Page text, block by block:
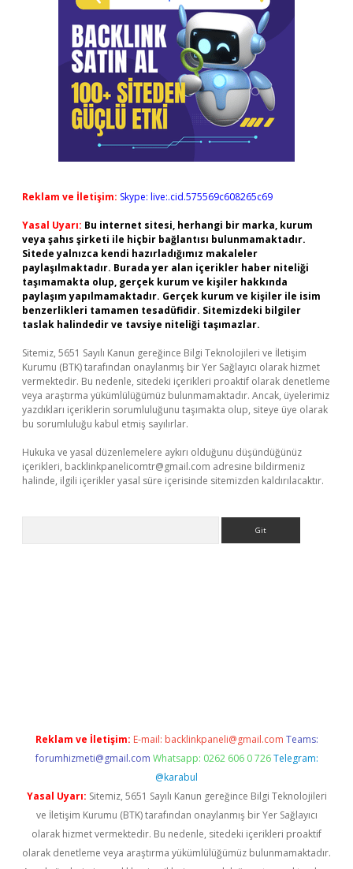
Reklam ve İletişim: Skype: live:.cid.575569c608265c69
Yasal Uyarı: Bu internet sitesi, herhangi bir marka, kurum
veya şahıs şirketi ile hiçbir bağlantısı bulunmamaktadır.
Sitede yalnızca kendi hazırladığımız makaleler
paylaşılmaktadır. Burada yer alan içerikler haber niteliği
taşımamakta olup, gerçek kurum ve kişiler hakkında
paylaşım yapılmamaktadır. Gerçek kurum ve kişiler ile isim
benzerlikleri tamamen tesadüfidir. Sitemizdeki bilgiler
taslak halindedir ve tavsiye niteliği taşımazlar.
Sitemiz, 5651 Sayılı Kanun gereğince Bilgi Teknolojileri ve İletişim
Kurumu (BTK) tarafından onaylanmış bir Yer Sağlayıcı olarak hizmet
vermektedir. Bu nedenle, sitedeki içerikleri proaktif olarak denetleme
veya araştırma yükümlülüğümüz bulunmamaktadır. Ancak, üyelerimiz
yazdıkları içeriklerin sorumluluğunu taşımakta olup, siteye üye olarak
bu sorumluluğu kabul etmiş sayılırlar.
Hukuka ve yasal düzenlemelere aykırı olduğunu düşündüğünüz
içerikleri, backlinkpanelicomtr@gmail.com adresine bildirmeniz
halinde, ilgili içerikler yasal süre içerisinde sitemizden kaldırılacaktır.
Reklam ve İletişim: E-mail: backlinkpaneli@gmail.com Teams:
forumhizmeti@gmail.com Whatsapp: 0262 606 0 726 Telegram:
@karabul
Yasal Uyarı: Sitemiz, 5651 Sayılı Kanun gereğince Bilgi Teknolojileri
ve İletişim Kurumu (BTK) tarafından onaylanmış bir Yer Sağlayıcı
olarak hizmet vermektedir. Bu nedenle, sitedeki içerikleri proaktif
olarak denetleme veya araştırma yükümlülüğümüz bulunmamaktadır.